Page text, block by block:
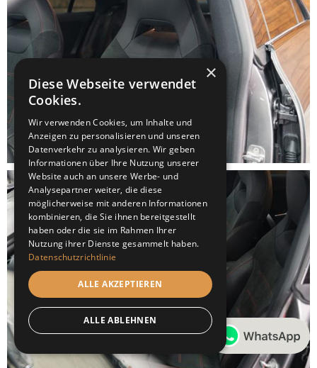
×
Diese Webseite verwendet
Cookies.
Wir verwenden Cookies, um Inhalte und
Anzeigen zu personalisieren und unseren
Datenverkehr zu analysieren. Wir geben
Informationen über Ihre Nutzung unserer
Website auch an unsere Werbe- und
Analysepartner weiter, die diese
möglicherweise mit anderen Informationen
kombinieren, die Sie ihnen bereitgestellt
haben oder die sie im Rahmen Ihrer
Nutzung ihrer Dienste gesammelt haben.
Datenschutzrichtlinie
ALLE AKZEPTIEREN
ALLE ABLEHNEN